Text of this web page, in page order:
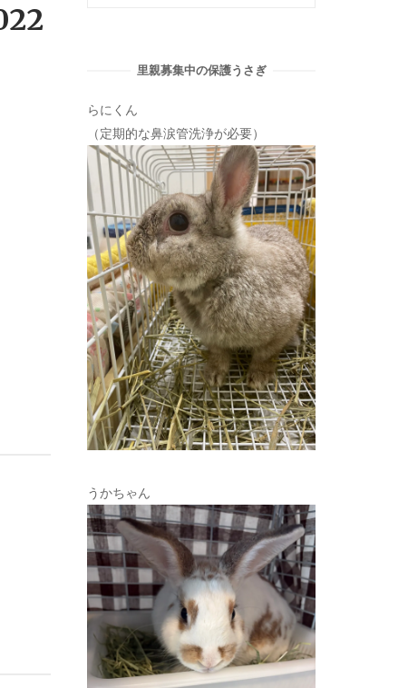
里親募集中の保護うさぎ
らにくん
（定期的な鼻涙管洗浄が必要）
うかちゃん